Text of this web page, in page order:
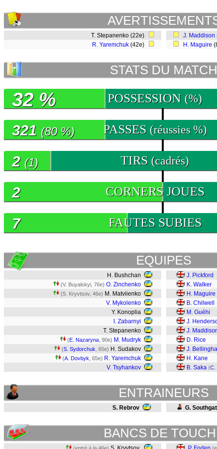
T. Stepanenko (22e)
R. Yaremchuk (42e)
J. Maddison
H. Maguire
STATS DU MATCH
POSSESSION (%)
32 %
PASSES (réussies %)
321 (80 %)
TIRS (cadrés)
2 (1)
CORNERS JOUES
2
FAUTES SUBIES
7
EQUIPES
H. Bushchan
(V. Buyalskyi, 76e) O. Zinchenko
(S. Kryvtsov, 46e) M. Matviienko
V. Mykolenko
Y. Konoplia
I. Zabarnyi
T. Stepanenko
(E. Nazaryna , 90e) M. Mudryk
(S. Sydorchuk , 65e) H. Sudakov
(A. Dovbyk , 65e) R. Yaremchuk
V. Tsyhankov
J. Pickford
K. Walker
H. Maguire
B. Chilwell
M. Guéhi
J.
J.
D. Rice
J.
H. Kane
B. Saka (C.
ENTRAINEURS
S. Rebrov G.
BANCS DE